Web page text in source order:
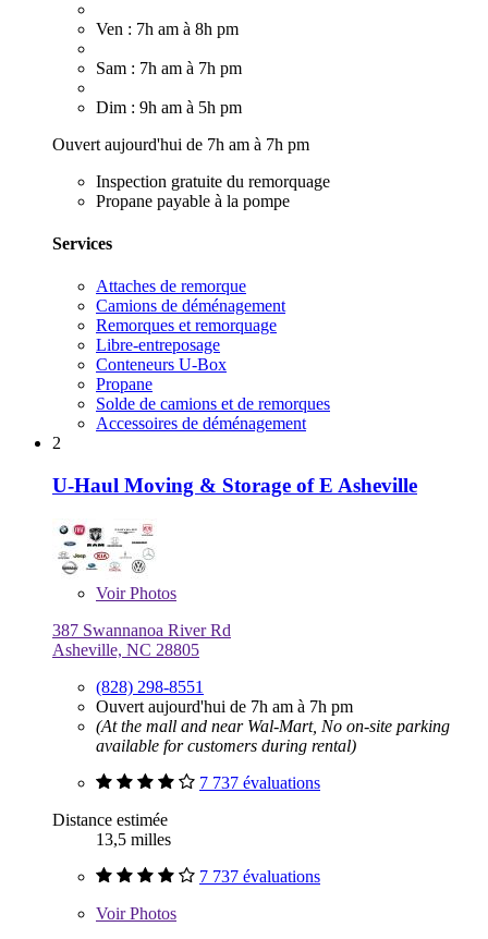
Ven : 7h am à 8h pm
Sam : 7h am à 7h pm
Dim : 9h am à 5h pm
Ouvert aujourd'hui de 7h am à 7h pm
Inspection gratuite du remorquage
Propane payable à la pompe
Services
Attaches de remorque
Camions de déménagement
Remorques et remorquage
Libre-entreposage
Conteneurs U-Box
Propane
Solde de camions et de remorques
Accessoires de déménagement
2
U-Haul Moving & Storage of E Asheville
VoirPhotos
387 Swannanoa River Rd
Asheville, NC 28805
(828) 298-8551
Ouvert aujourd'hui de 7h am à 7h pm
(At the mall and near Wal-Mart, No on-site parking
available for customers during rental)
7 737 évaluations
Distance estimée
13,5 milles
7 737 évaluations
VoirPhotos